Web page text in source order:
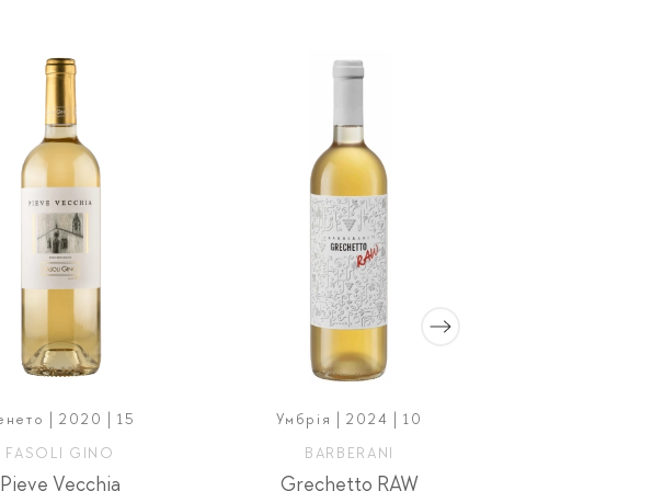
| 2020 | 15
FASOLI GINO
Умбрія | 2024 | 10
BARBERANI